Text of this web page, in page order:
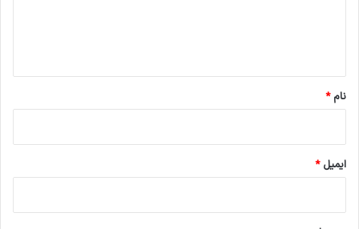
نام*
ایمیل*